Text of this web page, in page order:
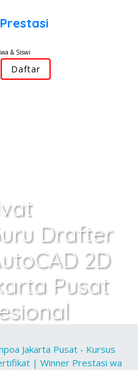
& Siswi
Daftar
Drafter
2D
Pusat
Jakarta Pusat - Kursus
| Winner Prestasi wa